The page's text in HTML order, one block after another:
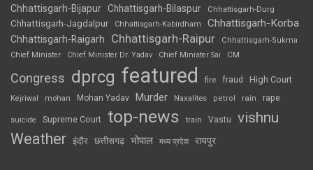
Chhattisgarh-Bijapur Chhattisgarh-Bilaspur Chhattisgarh-Durg
Chhattisgarh-Jagdalpur Chhattisgarh-Kabirdham Chhattisgarh-Korba
Chhattisgarh-Raigarh Chhattisgarh-Raipur
Chhattisgarh-Sukma
Chief Minister
Chief Minister Dr. Yadav Chief Minister Sai CM
Congress dprcg featured fire fraud High Court
Kejriwal mohan Mohan Yadav Murder Naxalites petrol rain rape
suicide Supreme Court top-news train Vastu vishnu
Weather इंदौर छत्तीसगढ़ भोपाल मध्य प्रदेश रायपुर